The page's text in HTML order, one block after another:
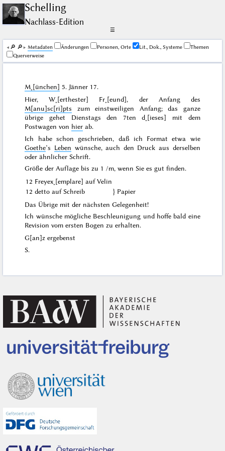
Schelling
Nachlass-Edition
☰
🔎︎ 🔎︎ Me­ta­da­ten Änderungen Personen, Orte Lit., Dok., Systeme
Themen
Querverweise
M˖[ünchen] 5. Jänner 17.
Hier, W˖[erthester] Fr˖[eund], der Anfang des
M[anu]sc[ri]pts zum einstweiligen Anfang;das ganze
übrige gehet Dienstags den 7ten d˖[ieses] mit dem
Postwagen von hier ab.
Ich habe schon geschrieben, daß ich Format etwa wie
Goethe’s Leben wünsche, auch den Druck aus derselben
oder ähnlicher Schrift.
Größe der Auflage bis zu 1 /m, wenn Sie es gut finden.
12 Freyex˖[emplare] auf Velin
12 detto auf Schreib
} Papier
Das Übrige mit der nächsten Gelegenheit!
Ich wünsche mögliche Beschleunigung und hoffe bald eine
Revision vom ersten Bogen zu erhalten.
G[an]z ergebenst
S.